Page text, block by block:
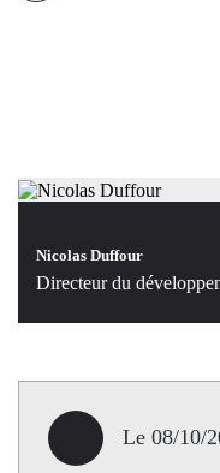
Nicolas Duffour
Directeur du
Le 08/10/